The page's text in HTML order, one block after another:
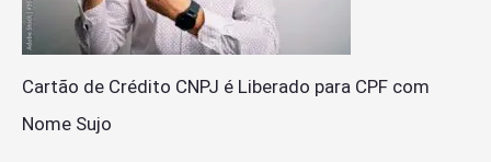
Cartão de Crédito CNPJ é Liberado para CPF com
Nome Sujo